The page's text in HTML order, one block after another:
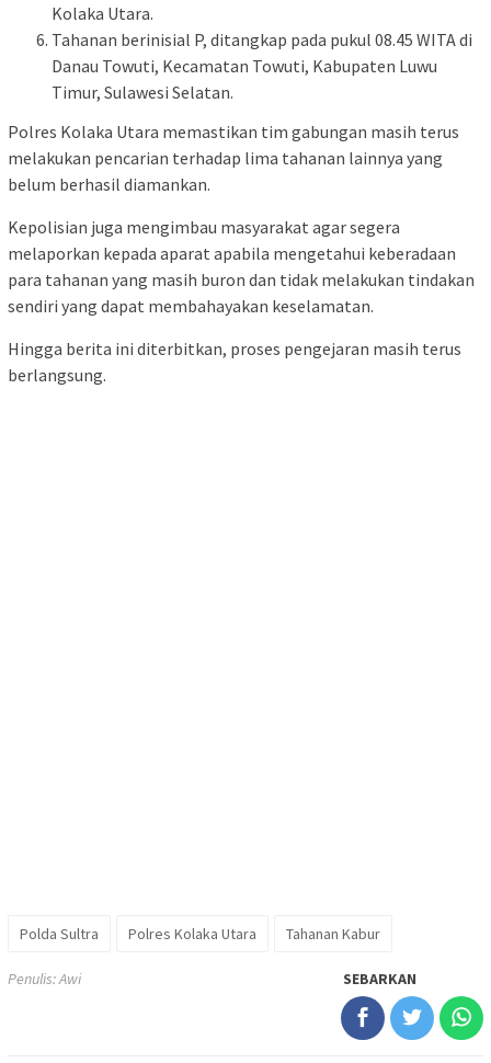
Kolaka Utara.
Tahanan berinisial P, ditangkap pada pukul 08.45 WITA di
Danau Towuti, Kecamatan Towuti, Kabupaten Luwu
Timur, Sulawesi Selatan.
Polres Kolaka Utara memastikan tim gabungan masih terus
melakukan pencarian terhadap lima tahanan lainnya yang
belum berhasil diamankan.
Kepolisian juga mengimbau masyarakat agar segera
melaporkan kepada aparat apabila mengetahui keberadaan
para tahanan yang masih buron dan tidak melakukan tindakan
sendiri yang dapat membahayakan keselamatan.
Hingga berita ini diterbitkan, proses pengejaran masih terus
berlangsung.
Polda Sultra Polres Kolaka Utara Tahanan Kabur
Penulis: Awi SEBARKAN